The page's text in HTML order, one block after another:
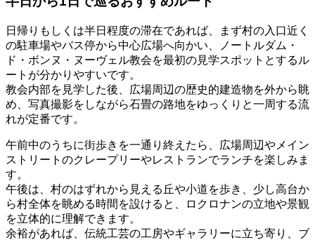
日帰りもしくは半日程度の滞在であれば、まず村の入口近く
の駐車場やバス停から中心広場へ向かい、ノートルダム・
ド・ボンヌ・ヌーヴェル教会を最初の見学スポットとするル
ートが分かりやすいです。
教会内部を見学した後、広場周辺の歴史的建造物を外から眺
め、写真撮影をしながら石畳の路地をゆっくりと一周する流
れが定番です。
午前中のうちに街歩きを一通り終えたら、広場周辺やメイン
ストリートのクレープリーやレストランでランチを楽しみま
す。
午後は、村のはずれから見える丘や小道を歩き、少し高台か
ら村全体を眺める時間を設けると、ロクロナンの立地や景観
を立体的に理解できます。
余裕があれば、伝統工芸の工房やギャラリーに立ち寄り、ブ